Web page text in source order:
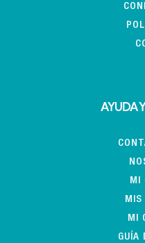
AYUDA
MI
MIS
MI
GUÍA